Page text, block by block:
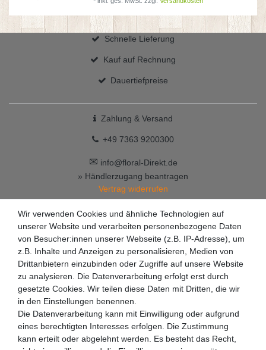
Schnelle Lieferung
Kauf auf Rechnung
Dauertiefpreise
Zahlung & Versand
+49 7363 9200300
✉ info@floral-Direkt.de
» Händlerzugang beantragen
Vertrag widerrufen
Wir verwenden Cookies und ähnliche Technologien auf
unserer Website und verarbeiten personenbezogene Daten
von Besucher:innen unserer Webseite (z.B. IP-Adresse), um
z.B. Inhalte und Anzeigen zu personalisieren, Medien von
Drittanbietern einzubinden oder Zugriffe auf unsere Website
zu analysieren. Die Datenverarbeitung erfolgt erst durch
gesetzte Cookies. Wir teilen diese Daten mit Dritten, die wir
in den Einstellungen benennen.
Die Datenverarbeitung kann mit Einwilligung oder aufgrund
eines berechtigten Interesses erfolgen. Die Zustimmung
kann erteilt oder abgelehnt werden. Es besteht das Recht,